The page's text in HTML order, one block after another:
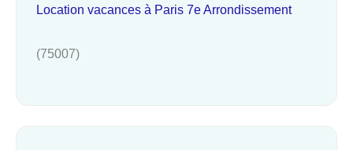
Location vacances à Paris 7e Arrondissement
(75007)